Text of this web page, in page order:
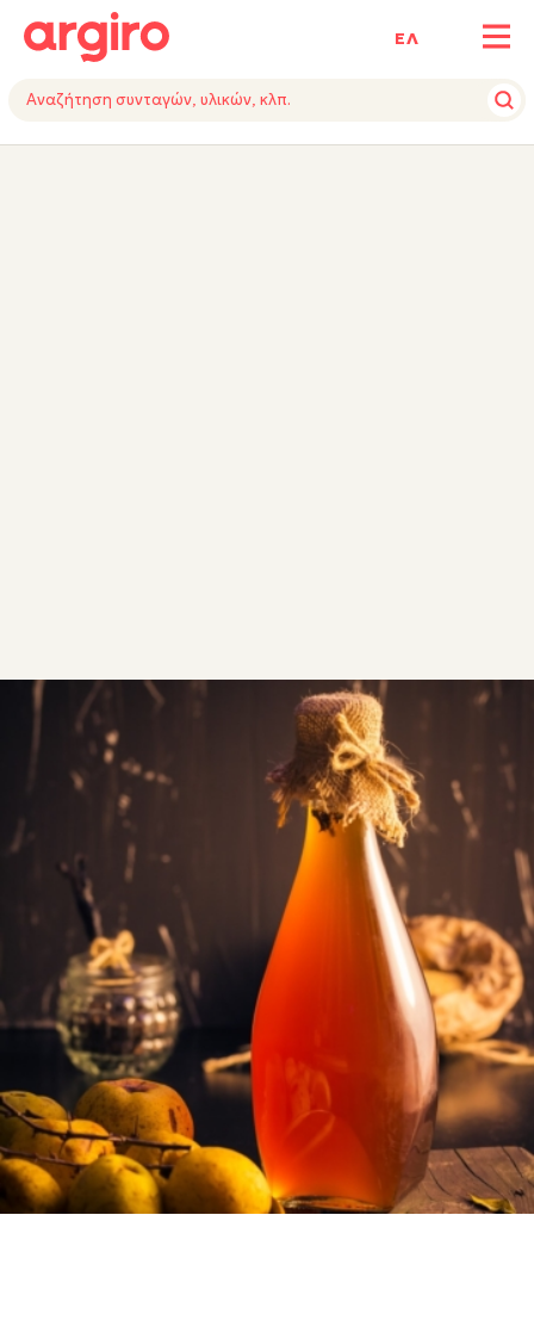
ΕΛ
ΥΛΙΚΑΕΚΤΕΛΕΣΗTIPS
Λικέρ κυδώνι
Εύκολο και γρήγορο λικέρ κυδώνι με αρμπαρόριζα, με
προετοιμασία 5 λεπτών. Από τα πιο ωραία
αρωματικά φρούτα του χειμώνα που αξιοποιούμε
ακόμα και τη φλούδα και τα κουκούτσια τους.
Εύκολη 0:10
2 - μπουκάλια 5 λεπτά 5 λεπτά